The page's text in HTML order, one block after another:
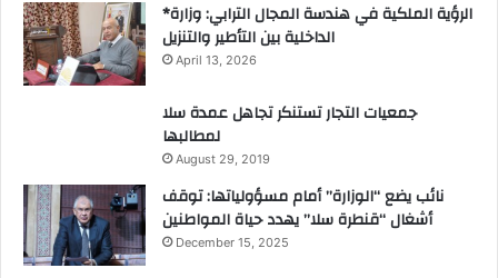
*الرؤية الملكية في هندسة المجال الترابي: وزارة
الداخلية بين التأطير والتنزيل
April 13, 2026
جمعيات التجار تستنكر تجاهل عمدة سلا
لمطالبها
August 29, 2019
نائب يضع “الوزارة” أمام مسؤولياتها: توقف
أشغال “قنطرة سلا” يهدد حياة المواطنين
December 15, 2025